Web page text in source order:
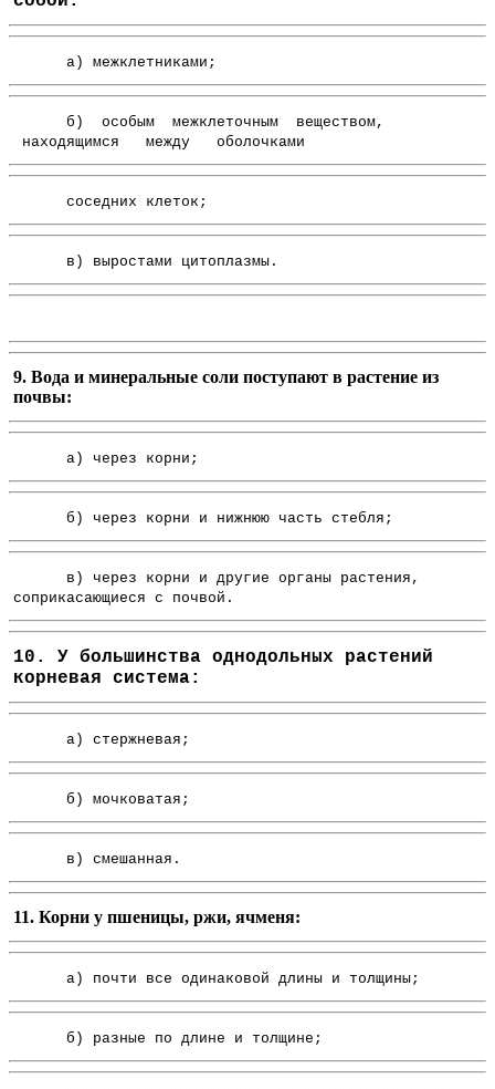
а) межклетниками;
б) особым межклеточным веществом,
находящимся между оболочками
соседних клеток;
в) выростами цитоплазмы.
9. Вода и минеральные соли поступают в растение из
почвы:
а) через корни;
б) через корни и нижнюю часть стебля;
в) через корни и другие органы растения,
соприкасающиеся с почвой.
10. У большинства однодольных растений
корневая система:
а) стержневая;
б) мочковатая;
в) смешанная.
11. Корни у пшеницы, ржи, ячменя:
а) почти все одинаковой длины и толщины;
б) разные по длине и толщине;